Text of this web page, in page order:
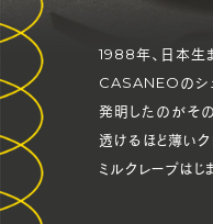
1988年、日本生
CASANEOのシ
発明したのがその
透けるほど薄い
ミルクレープはじ